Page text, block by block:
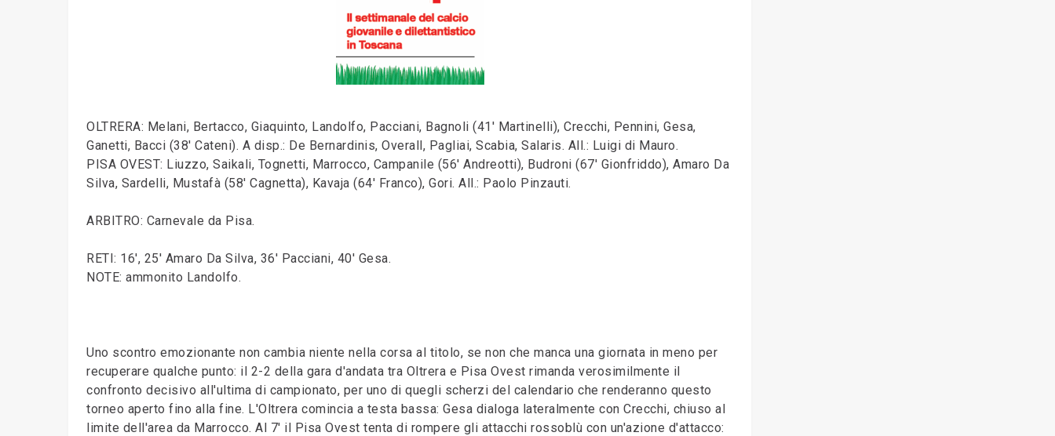
OLTRERA: Melani, Bertacco, Giaquinto, Landolfo, Pacciani, Bagnoli (41' Martinelli), Crecchi, Pennini, Gesa,
Ganetti, Bacci (38' Cateni). A disp.: De Bernardinis, Overall, Pagliai, Scabia, Salaris. All.: Luigi di Mauro.
PISA OVEST: Liuzzo, Saikali, Tognetti, Marrocco, Campanile (56' Andreotti), Budroni (67' Gionfriddo), Amaro Da
Silva, Sardelli, Mustafà (58' Cagnetta), Kavaja (64' Franco), Gori. All.: Paolo Pinzauti.
ARBITRO: Carnevale da Pisa.
RETI: 16', 25' Amaro Da Silva, 36' Pacciani, 40' Gesa.
NOTE: ammonito Landolfo.
Uno scontro emozionante non cambia niente nella corsa al titolo, se non che manca una giornata in meno per
recuperare qualche punto: il 2-2 della gara d'andata tra Oltrera e Pisa Ovest rimanda verosimilmente il
confronto decisivo all'ultima di campionato, per uno di quegli scherzi del calendario che renderanno questo
torneo aperto fino alla fine. L'Oltrera comincia a testa bassa: Gesa dialoga lateralmente con Crecchi, chiuso al
limite dell'area da Marrocco. Al 7' il Pisa Ovest tenta di rompere gli attacchi rossoblù con un'azione d'attacco: